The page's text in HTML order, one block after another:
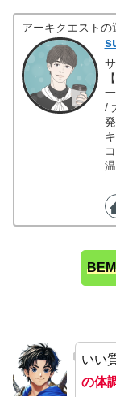
アーキクエストの
/
いい
の体